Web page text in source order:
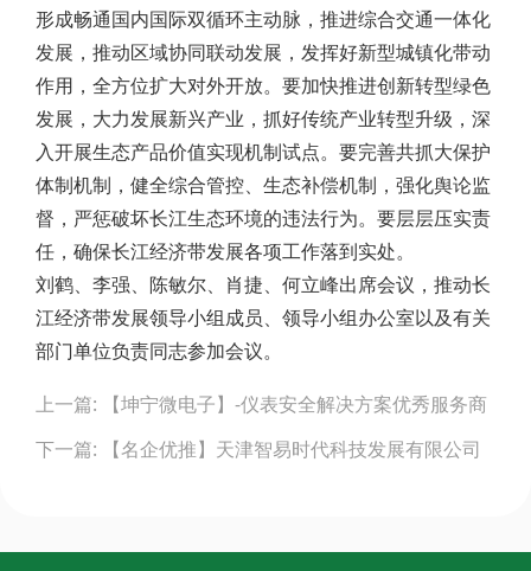
形成畅通国内国际双循环主动脉，推进综合交通一体化
发展，推动区域协同联动发展，发挥好新型城镇化带动
作用，全方位扩大对外开放。要加快推进创新转型绿色
发展，大力发展新兴产业，抓好传统产业转型升级，深
入开展生态产品价值实现机制试点。要完善共抓大保护
体制机制，健全综合管控、生态补偿机制，强化舆论监
督，严惩破坏长江生态环境的违法行为。要层层压实责
任，确保长江经济带发展各项工作落到实处。
刘鹤、李强、陈敏尔、肖捷、何立峰出席会议，推动长
江经济带发展领导小组成员、领导小组办公室以及有关
部门单位负责同志参加会议。
navigation
上一篇: 【坤宁微电子】-仪表安全解决方案优秀服务商
下一篇: 【名企优推】天津智易时代科技发展有限公司